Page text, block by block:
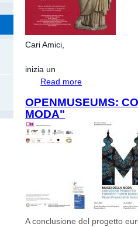
Cari Amici,
inizia un
Read more
OPENMUSEUMS:
MODA"
A conclusione del progetto